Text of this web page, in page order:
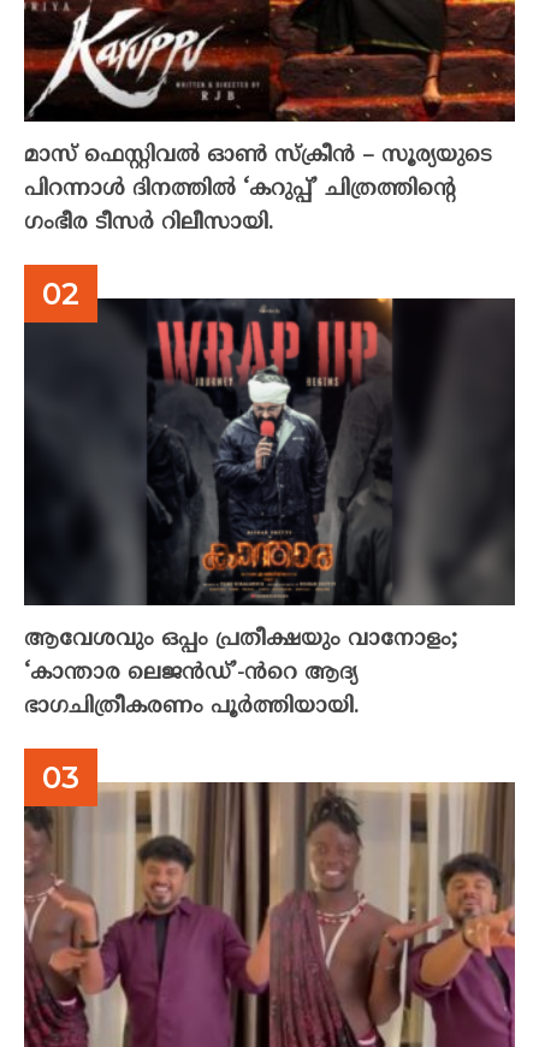
മാസ് ഫെസ്റ്റിവൽ ഓൺ സ്‌ക്രീൻ – സൂര്യയുടെ
പിറന്നാൾ ദിനത്തിൽ ‘കറുപ്പ്’ ചിത്രത്തിന്റെ
ഗംഭീര ടീസർ റിലീസായി.
ആവേശവും ഒപ്പം പ്രതീക്ഷയും വാനോളം;
‘കാന്താര ലെജൻഡ്’-ൻറെ ആദ്യ
ഭാഗചിത്രീകരണം പൂർത്തിയായി.